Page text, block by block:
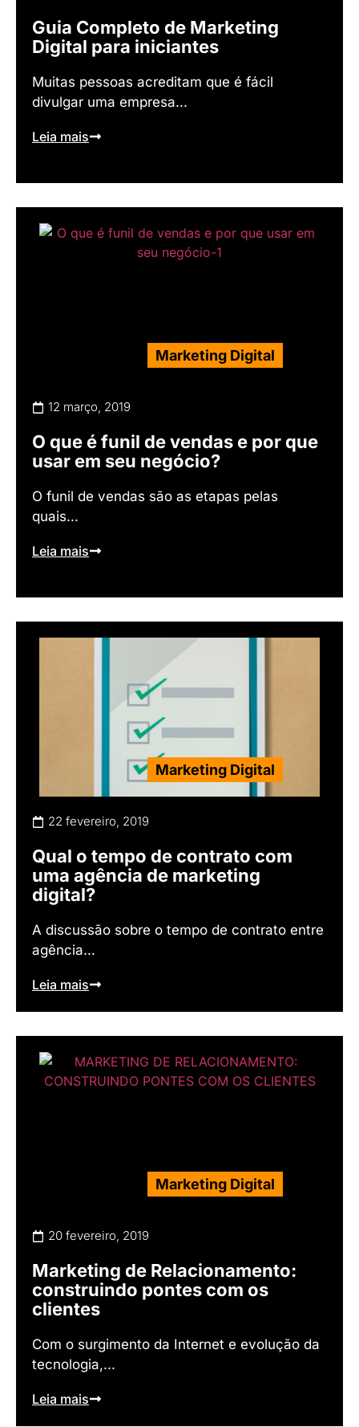
Guia Completo de Marketing
Digital para iniciantes
Muitas pessoas acreditam que é fácil
divulgar uma empresa...
Leia mais
Marketing Digital
12 março, 2019
O que é funil de vendas e por que
usar em seu negócio?
O funil de vendas são as etapas pelas
quais...
Leia mais
Marketing Digital
22 fevereiro, 2019
Qual o tempo de contrato com
uma agência de marketing
digital?
A discussão sobre o tempo de contrato entre
agência...
Leia mais
Marketing Digital
20 fevereiro, 2019
Marketing de Relacionamento:
construindo pontes com os
clientes
Com o surgimento da Internet e evolução da
tecnologia,...
Leia mais